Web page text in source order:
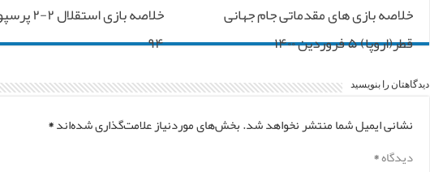
خلاصه بازی های مقدماتی جام جهانی
قطر(اروپا) ۵ فروردین ۱۴۰۰
خلاصه
۹۴
دیدگاهتان را بنویسید
نشانی ایمیل شما منتشر نخواهد شد.بخش‌های موردنیاز علامت‌گذاری شده‌اند*
دیدگاه*